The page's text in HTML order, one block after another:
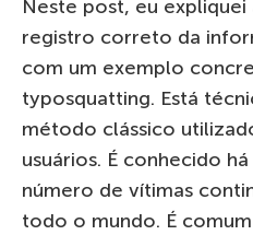
Neste post, eu
registro correto da
com um exemplo
typosquatting. Está
método clássico
usuários. É conhecido
número de vítimas
todo o mundo. É